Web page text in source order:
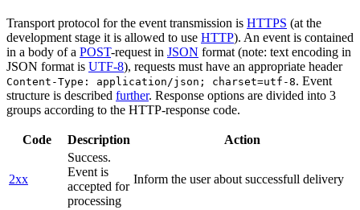
Transport protocol for the event transmission is HTTPS (at the
development stage it is allowed to use HTTP). An event is contained
in a body of a POST-request in JSON format (note: text encoding in
JSON format is UTF-8), requests must have an appropriate header
Content-Type: application/json; charset=utf-8. Event
structure is described further. Response options are divided into 3
groups according to the HTTP-response code.
Code Description Action
2xx
Success.
Event is
accepted for
processing
Inform the user about successfull delivery